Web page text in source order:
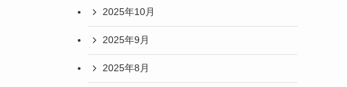
2025年10月
2025年9月
2025年8月